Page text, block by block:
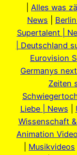
Alles was
News
Supertalent |
| Deutschland
Eurovision
Germanys
Zeiten
Liebe | News
Wissenschaft
Animation
Musikvideos